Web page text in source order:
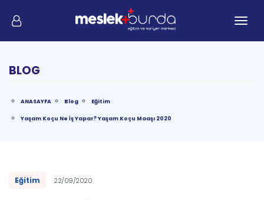
BLOG
ANASAYFA Blog Eğitim
Yaşam Koçu Ne İş Yapar? Yaşam Koçu Maaşı 2020
Eğitim 22/09/2020